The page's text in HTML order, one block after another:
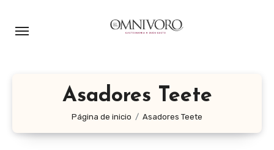
Asadores Teete
Página de inicio Asadores Teete